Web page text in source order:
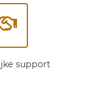
support